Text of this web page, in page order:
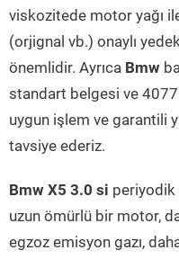
viskozitede motor yağı
(orjignal vb.) onaylı
önemlidir. Ayrıca Bmw
standart belgesi ve
uygun işlem ve garantili
tavsiye ederiz.
Bmw X5 3.0 si periyodik
uzun ömürlü bir motor,
egzoz emisyon gazı,